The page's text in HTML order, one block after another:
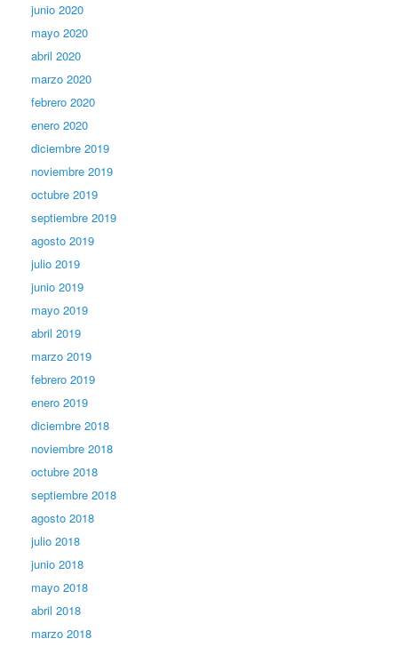
junio 2020
mayo 2020
abril 2020
marzo 2020
febrero 2020
enero 2020
diciembre 2019
noviembre 2019
octubre 2019
septiembre 2019
agosto 2019
julio 2019
junio 2019
mayo 2019
abril 2019
marzo 2019
febrero 2019
enero 2019
diciembre 2018
noviembre 2018
octubre 2018
septiembre 2018
agosto 2018
julio 2018
junio 2018
mayo 2018
abril 2018
marzo 2018